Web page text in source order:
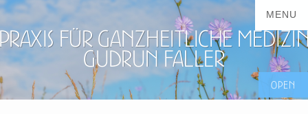
für ganzheitliche
Gudrun Faller